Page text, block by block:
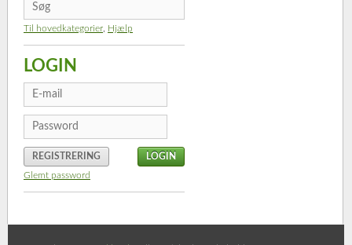
Til hovedkategorier Hjælp
LOGIN
REGISTRERING
Glemt password